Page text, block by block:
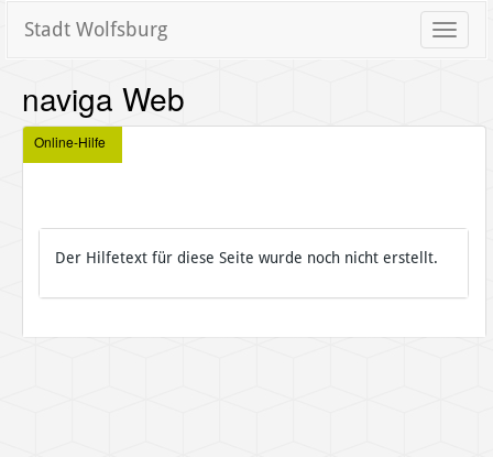
Toggle
Stadt Wolfsburg
naviga Web
Online-Hilfe
Der Hilfetext für diese Seite wurde noch nicht erstellt.